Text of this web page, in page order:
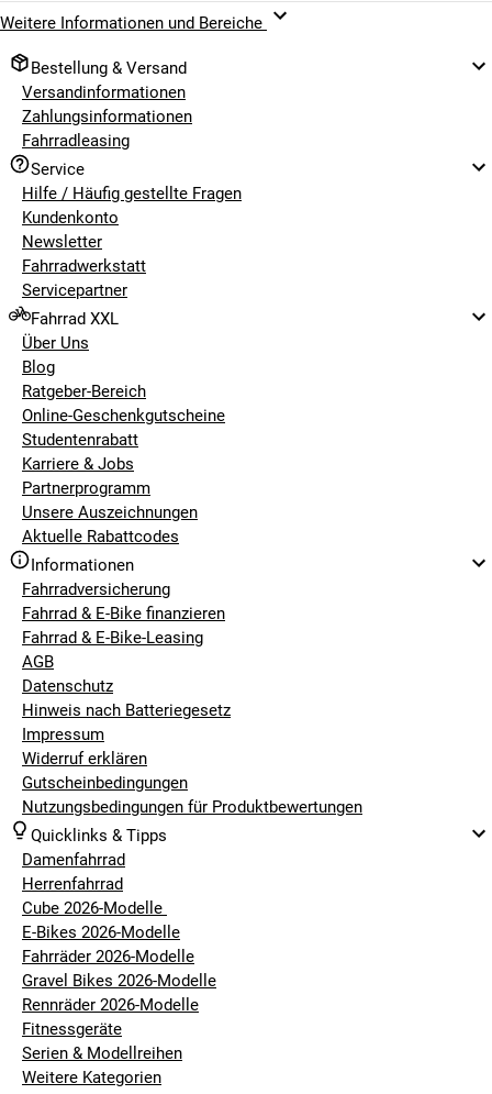
Weitere Informationen und Bereiche
Bestellung & Versand
Versandinformationen
Zahlungsinformationen
Fahrradleasing
Service
Hilfe / Häufig gestellte Fragen
Kundenkonto
Newsletter
Fahrradwerkstatt
Servicepartner
Fahrrad XXL
Über Uns
Blog
Ratgeber-Bereich
Online-Geschenkgutscheine
Studentenrabatt
Karriere & Jobs
Partnerprogramm
Unsere Auszeichnungen
Aktuelle Rabattcodes
Informationen
Fahrradversicherung
Fahrrad & E-Bike finanzieren
Fahrrad & E-Bike-Leasing
AGB
Datenschutz
Hinweis nach Batteriegesetz
Impressum
Widerruf erklären
Gutscheinbedingungen
Nutzungsbedingungen für Produktbewertungen
Quicklinks & Tipps
Damenfahrrad
Herrenfahrrad
Cube 2026-Modelle
E-Bikes 2026-Modelle
Fahrräder 2026-Modelle
Gravel Bikes 2026-Modelle
Rennräder 2026-Modelle
Fitnessgeräte
Serien & Modellreihen
Weitere Kategorien